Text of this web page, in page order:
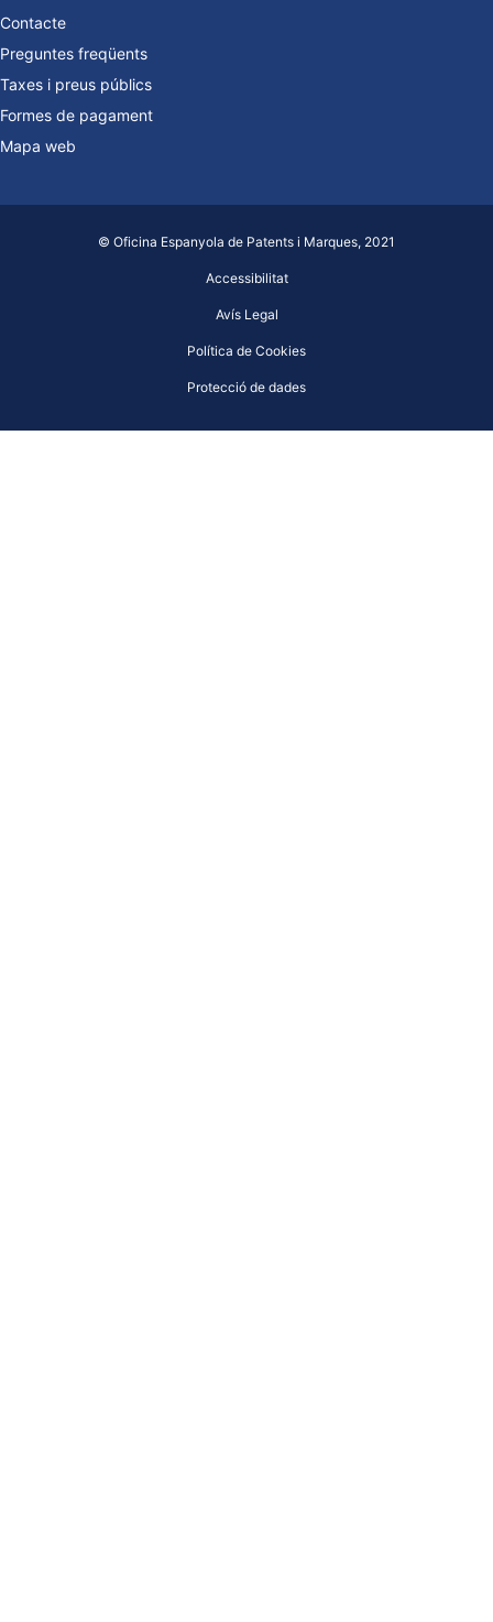
Contacte
Preguntes freqüents
Taxes i preus públics
Formes de pagament
Mapa web
© Oficina Espanyola de Patents i Marques, 2021
Accessibilitat
Avís Legal
Política de Cookies
Protecció de dades